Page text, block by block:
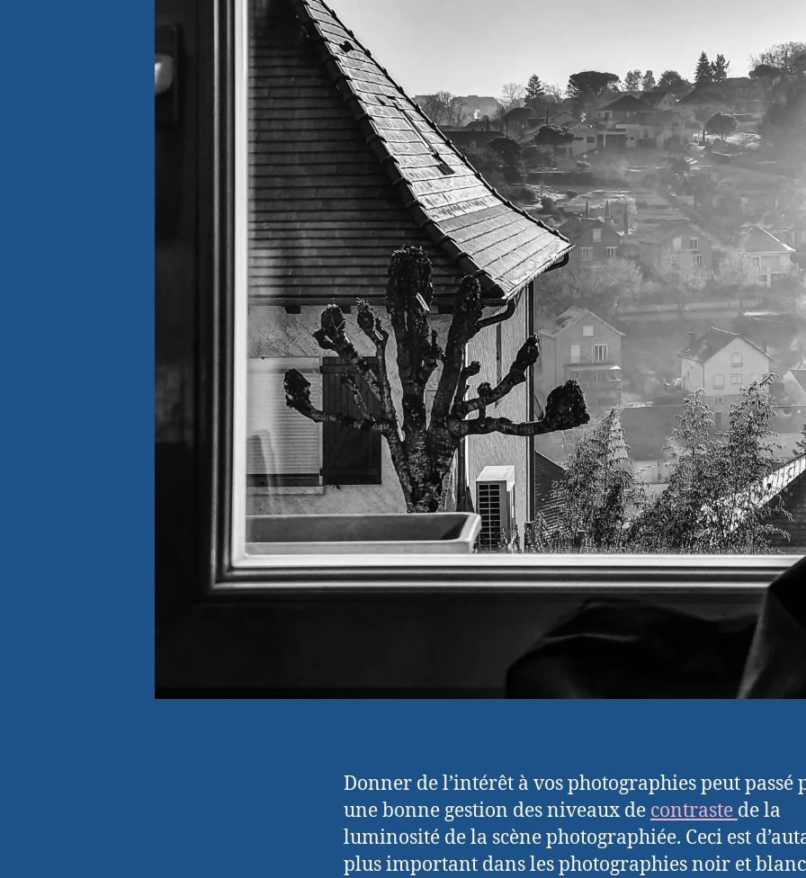
Donner de l’intérêt à vos photographies peut passé
une bonne gestion des niveaux de contraste de la
luminosité de la scène photographiée. Ceci est
plus important dans les photographies noir et